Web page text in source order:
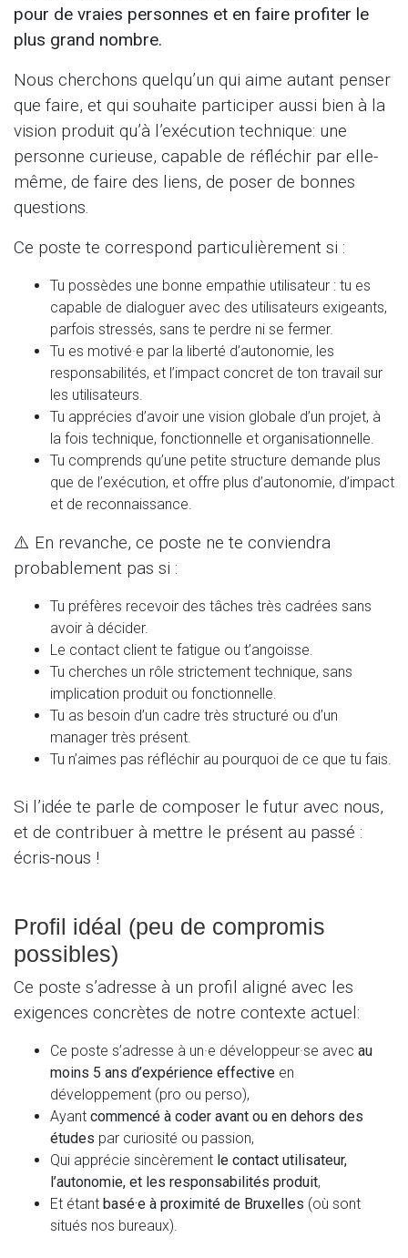
pour de vraies personnes et en faire profiter le
plus grand nombre.
Nous cherchons quelqu’un qui aime autant penser
que faire, et qui souhaite participer aussi bien à la
vision produit qu’à l’exécution technique: une
personne curieuse, capable de réfléchir par elle-
même, de faire des liens, de poser de bonnes
questions.
Ce poste te correspond particulièrement si :
Tu possèdes une bonne empathie utilisateur : tu es
capable de dialoguer avec des utilisateurs exigeants,
parfois stressés, sans te perdre ni se fermer.
Tu es motivé·e par la liberté d’autonomie, les
responsabilités, et l’impact concret de ton travail sur
les utilisateurs.
Tu apprécies d’avoir une vision globale d’un projet, à
la fois technique, fonctionnelle et organisationnelle.
Tu comprends qu’une petite structure demande plus
que de l’exécution, et offre plus d’autonomie, d’impact
et de reconnaissance.
⚠️ En revanche, ce poste ne te conviendra
probablement pas si :
Tu préfères recevoir des tâches très cadrées sans
avoir à décider.
Le contact client te fatigue ou t’angoisse.
Tu cherches un rôle strictement technique, sans
implication produit ou fonctionnelle.
Tu as besoin d’un cadre très structuré ou d’un
manager très présent.
Tu n’aimes pas réfléchir au pourquoi de ce que tu fais.
Si l’idée te parle de composer le futur avec nous,
et de contribuer à mettre le présent au passé :
écris-nous !
Profil idéal (peu de compromis
possibles)
Ce poste s’adresse à un profil aligné avec les
exigences concrètes de notre contexte actuel:
Ce poste s’adresse à un·e développeur·se avec au
moins 5 ans d’expérience effective en
développement (pro ou perso),
Ayant commencé à coder avant ou en dehors des
études par curiosité ou passion,
Qui apprécie sincèrement le contact utilisateur,
l’autonomie, et les responsabilités produit,
Et étant basé·e à proximité de Bruxelles (où sont
situés nos bureaux).